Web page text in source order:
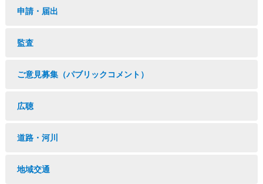
申請・届出
監査
ご意見募集（パブリックコメント）
広聴
道路・河川
地域交通